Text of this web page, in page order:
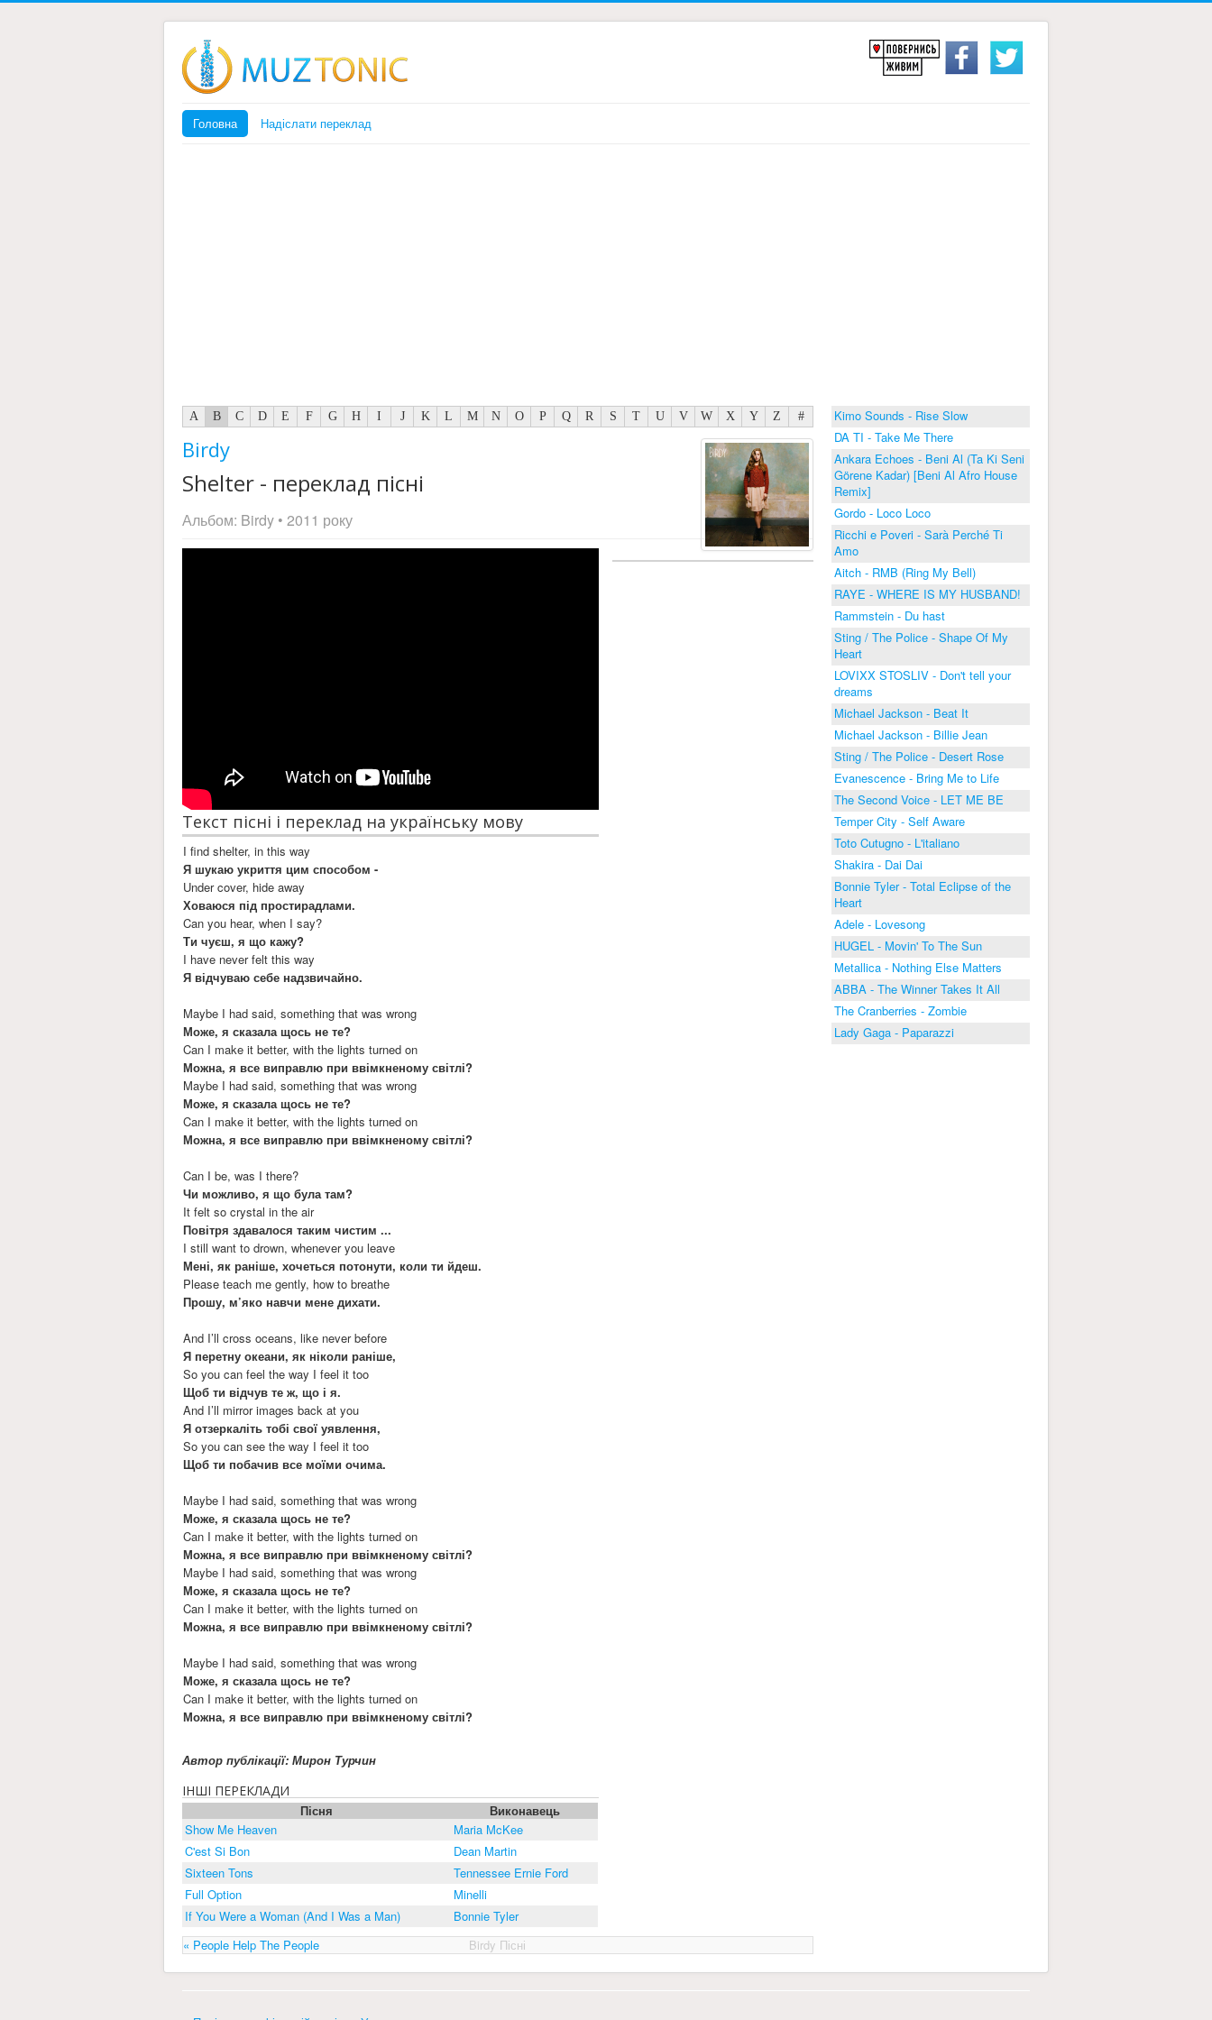
Головна Надіслати переклад
A B C D E F G H I J K L M N O P Q R S T U V W X Y Z #
Birdy
Shelter - переклад пісні
Альбом: Birdy • 2011 року
Текст пісні і переклад на українську мову
I find shelter, in this way
Я шукаю укриття цим способом -
Under cover, hide away
Ховаюся під простирадлами.
Can you hear, when I say?
Ти чуєш, я що кажу?
I have never felt this way
Я відчуваю себе надзвичайно.
Maybe I had said, something that was wrong
Може, я сказала щось не те?
Can I make it better, with the lights turned on
Можна, я все виправлю при ввімкненому світлі?
Maybe I had said, something that was wrong
Може, я сказала щось не те?
Can I make it better, with the lights turned on
Можна, я все виправлю при ввімкненому світлі?
Can I be, was I there?
Чи можливо, я що була там?
It felt so crystal in the air
Повітря здавалося таким чистим ...
I still want to drown, whenever you leave
Мені, як раніше, хочеться потонути, коли ти йдеш.
Please teach me gently, how to breathe
Прошу, м’яко навчи мене дихати.
And I’ll cross oceans, like never before
Я перетну океани, як ніколи раніше,
So you can feel the way I feel it too
Щоб ти відчув те ж, що і я.
And I’ll mirror images back at you
Я отзеркаліть тобі свої уявлення,
So you can see the way I feel it too
Щоб ти побачив все моїми очима.
Maybe I had said, something that was wrong
Може, я сказала щось не те?
Can I make it better, with the lights turned on
Можна, я все виправлю при ввімкненому світлі?
Maybe I had said, something that was wrong
Може, я сказала щось не те?
Can I make it better, with the lights turned on
Можна, я все виправлю при ввімкненому світлі?
Maybe I had said, something that was wrong
Може, я сказала щось не те?
Can I make it better, with the lights turned on
Можна, я все виправлю при ввімкненому світлі?
Автор публікації: Мирон Турчин
ІНШІ ПЕРЕКЛАДИ
Пісня
Виконавець
Show Me Heaven
Maria McKee
C'est Si Bon
Dean Martin
Sixteen Tons
Tennessee Ernie Ford
Full Option
Minelli
If You Were a Woman (And I Was a Man)
Bonnie Tyler
« People Help The People
Birdy Пісні
Kimo Sounds - Rise Slow
DA TI - Take Me There
Ankara Echoes - Beni Al (Ta Ki Seni
Görene Kadar) [Beni Al Afro House
Remix]
Gordo - Loco Loco
Ricchi e Poveri - Sarà Perché Ti
Amo
Aitch - RMB (Ring My Bell)
RAYE - WHERE IS MY HUSBAND!
Rammstein - Du hast
Sting / The Police - Shape Of My
Heart
LOVIXX STOSLIV - Don't tell your
dreams
Michael Jackson - Beat It
Michael Jackson - Billie Jean
Sting / The Police - Desert Rose
Evanescence - Bring Me to Life
The Second Voice - LET ME BE
Temper City - Self Aware
Toto Cutugno - L'italiano
Shakira - Dai Dai
Bonnie Tyler - Total Eclipse of the
Heart
Adele - Lovesong
HUGEL - Movin' To The Sun
Metallica - Nothing Else Matters
ABBA - The Winner Takes It All
The Cranberries - Zombie
Lady Gaga - Paparazzi